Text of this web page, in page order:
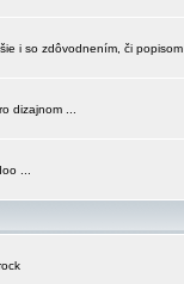
i so zdôvodnením, či
dizajnom ...
...